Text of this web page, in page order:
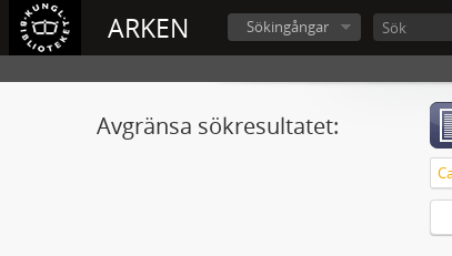
ARKEN Sökingångar
Avgränsa sökresultatet: